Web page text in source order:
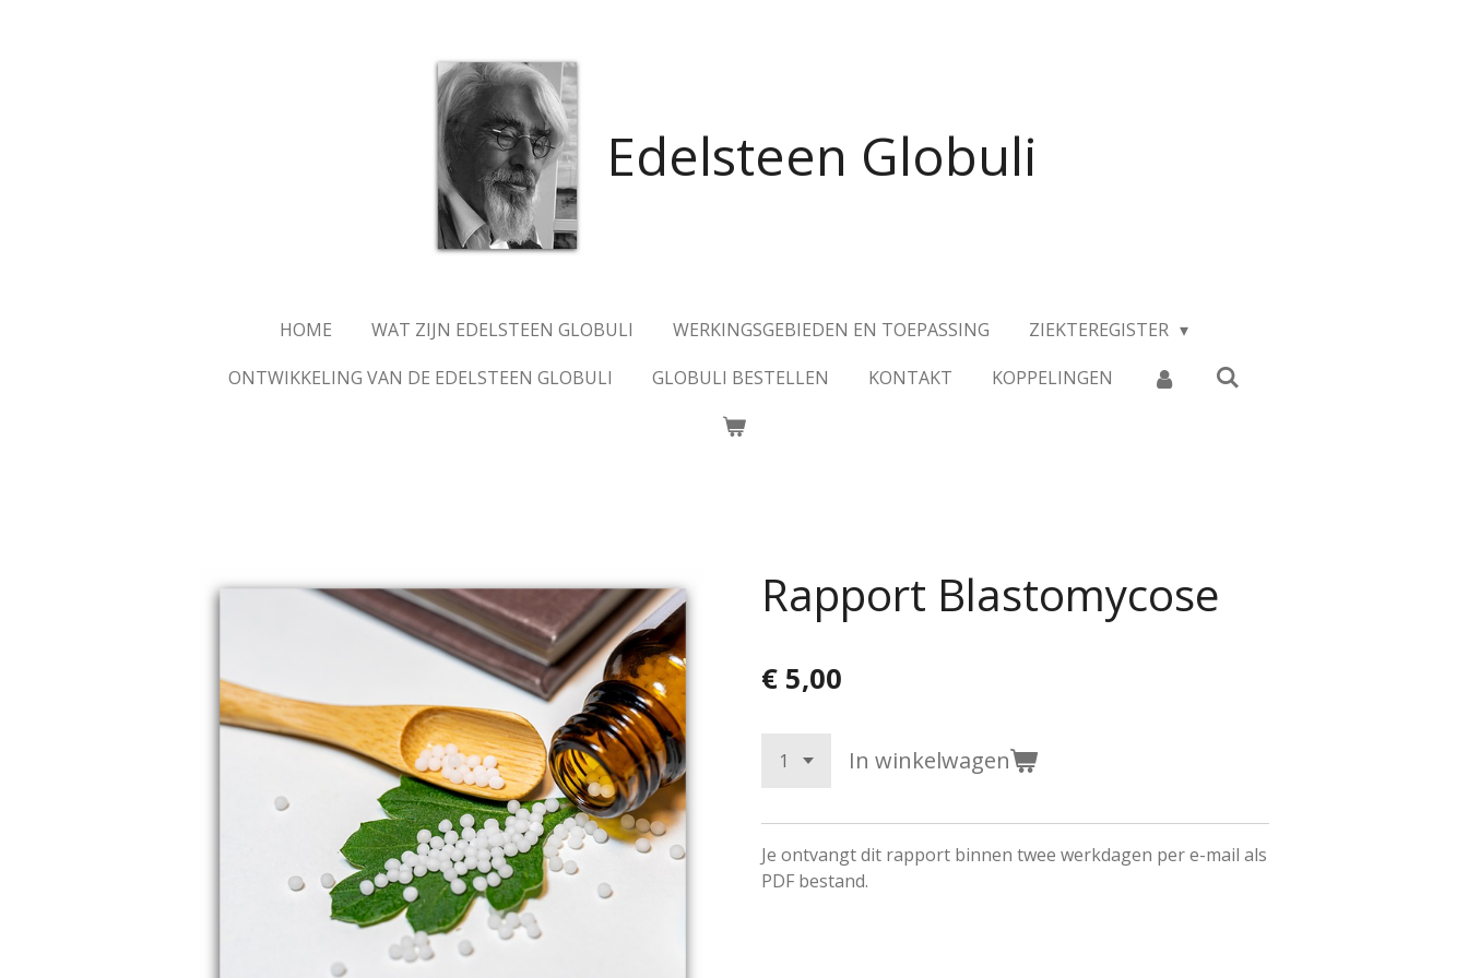
Edelsteen Globuli
HOME WAT ZIJN EDELSTEEN GLOBULI WERKINGSGEBIEDEN EN TOEPASSING
ZIEKTEREGISTER
ONTWIKKELING VAN DE EDELSTEEN GLOBULI
GLOBULI BESTELLEN KONTAKT KOPPELINGEN
Rapport Blastomycose
€ 5,00
In winkelwagen
Je ontvangt dit rapport binnen twee werkdagen per e-mail als
PDF bestand.